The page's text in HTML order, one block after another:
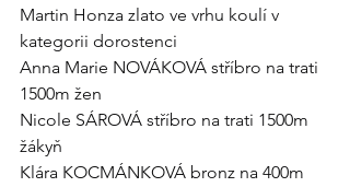
Martin Honza zlato ve vrhu koulí v
kategorii dorostenci
Anna Marie NOVÁKOVÁ stříbro na trati
1500m žen
Nicole SÁROVÁ stříbro na trati 1500m
žákyň
Klára KOCMÁNKOVÁ bronz na 400m